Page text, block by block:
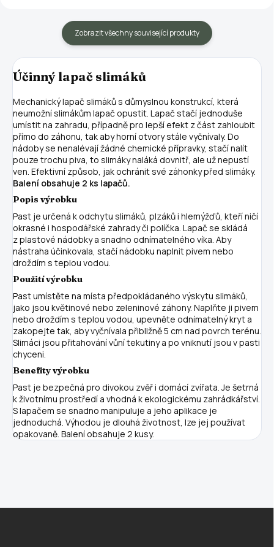
Zobrazit všechny související produkty
Účinný lapač slimáků
Mechanický lapač slimáků s důmyslnou konstrukcí, která
neumožní slimákům lapač opustit. Lapač stačí jednoduše
umístit na zahradu, případně pro lepší efekt z část zahloubit
přímo do záhonu, tak aby horní otvory stále vyčnívaly. Do
nádoby se nenalévají žádné chemické přípravky, stačí nalít
pouze trochu piva, to slimáky naláká dovnitř, ale už nepustí
ven. Efektivní způsob, jak ochránit své záhonky před slimáky.
Balení obsahuje 2 ks lapačů.
Popis výrobku
Past je určená k odchytu slimáků, plzáků i hlemýžďů, kteří ničí
okrasné i hospodářské zahrady či políčka. Lapač se skládá
z plastové nádobky a snadno odnímatelného víka. Aby
nástraha účinkovala, stačí nádobku naplnit pivem nebo
droždím s teplou vodou.
Použití výrobku
Past umístěte na místa předpokládaného výskytu slimáků,
jako jsou květinové nebo zeleninové záhony. Naplňte ji pivem
nebo droždím s teplou vodou, upevněte odnímatelný kryt a
zakopejte tak, aby vyčnívala přibližně 5 cm nad povrch terénu.
Slimáci jsou přitahování vůní tekutiny a po vniknutí jsou v pasti
chyceni.
Benefity výrobku
Past je bezpečná pro divokou zvěř i domácí zvířata. Je šetrná
k životnímu prostředí a vhodná k ekologickému zahrádkářství.
S lapačem se snadno manipuluje a jeho aplikace je
jednoduchá. Výhodou je dlouhá životnost, lze jej používat
opakovaně. Balení obsahuje 2 kusy.